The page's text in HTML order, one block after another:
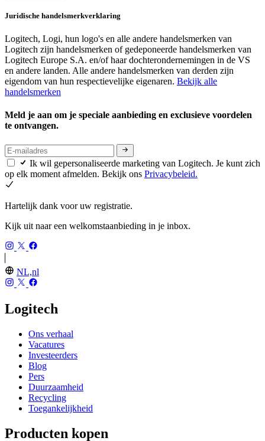
Juridische handelsmerkverklaring
Logitech, Logi, hun logo's en alle andere handelsmerken van
Logitech zijn handelsmerken of gedeponeerde handelsmerken van
Logitech Europe S.A. en/of haar dochterondernemingen in de VS
en andere landen. Alle andere handelsmerken van derden zijn
eigendom van hun respectievelijke eigenaren. Bekijk alle
handelsmerken
Meld je aan om je speciale aanbieding en exclusieve voordelen
te ontvangen.
Ik wil gepersonaliseerde marketing van Logitech. Je kunt zich
op elk moment afmelden. Bekijk ons Privacybeleid.
Hartelijk dank voor uw registratie.
Kijk uit naar een welkomstaanbieding in je inbox.
NL,nl
Logitech
Ons verhaal
Vacatures
Investeerders
Blog
Pers
Duurzaamheid
Recycling
Toegankelijkheid
Producten kopen